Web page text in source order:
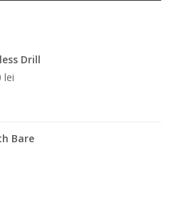
Drill
lei
Bare